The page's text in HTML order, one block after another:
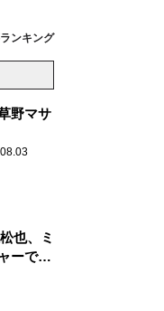
ンキング
野マサ
也、ミ
ーで美